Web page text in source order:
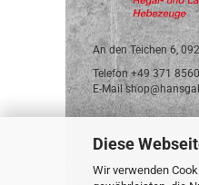
Diese
Wir verwenden
An den Teichen 6,
Telefon +49 371
E-Mail